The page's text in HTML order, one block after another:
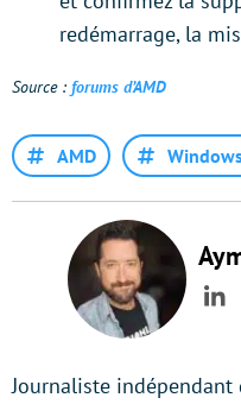
redémarrage, la
Source : forums d’AMD
AMD
Journaliste